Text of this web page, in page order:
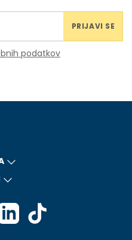
PRIJAVI SE
podatkov